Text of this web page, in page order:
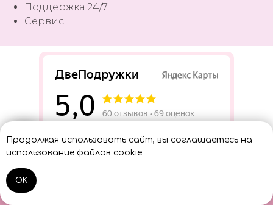
Home
Поддержка 24/7
Сервис
Продолжая использовать сайт, вы соглашаетесь на
использование файлов cookie
OK
Разработать сайт
Консультант